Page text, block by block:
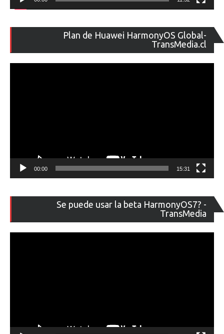
Plan de Huawei HarmonyOS Global-
TransMedia.cl
de
00:00 15:31
Se puede usar la beta HarmonyOS7? -
TransMedia
de